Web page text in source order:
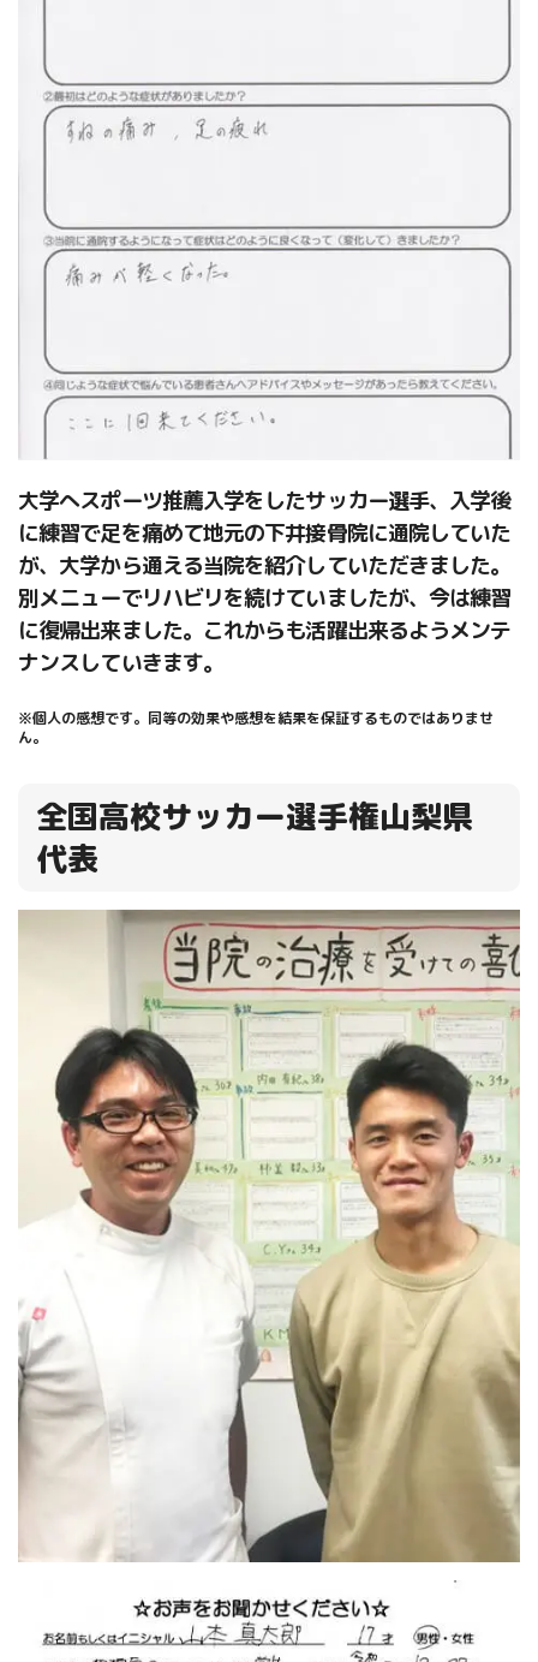
大学へスポーツ推薦入学をしたサッカー選手、入学後
に練習で足を痛めて地元の下井接骨院に通院していた
が、大学から通える当院を紹介していただきました。
別メニューでリハビリを続けていましたが、今は練習
に復帰出来ました。これからも活躍出来るようメンテ
ナンスしていきます。
※個人の感想です。同等の効果や感想を結果を保証するものではありませ
ん。
全国高校サッカー選手権山梨県
代表